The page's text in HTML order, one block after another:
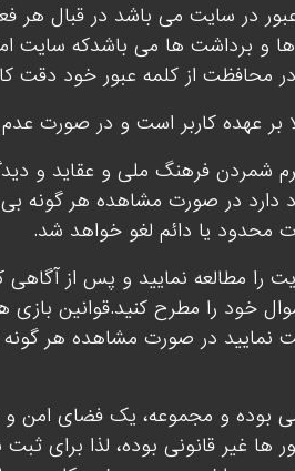
در سایت می باشد در قبال هر
و برداشت ها می باشدکه سایت
محافظت از کلمه عبور خود دقت
بر عهده کاربر است و در صورت
شمردن فرهنگ ملی و عقاید و
دارد در صورت مشاهده هر گونه
محدود یا دائم لغو خواهد شد.
را مطالعه نمایید و پس از
خود را مطرح کنید.قوانین بازی
نمایید در صورت مشاهده هر
و مجموعه، یک فضای امن و
غیر قانونی بوده، لذا برای ثبت